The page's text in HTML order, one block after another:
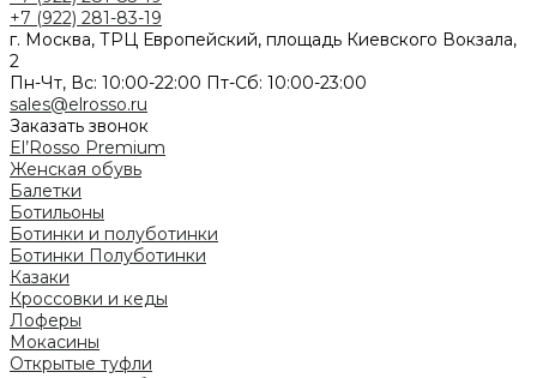
+7 (922) 281-83-19
г. Москва, ТРЦ Европейский, площадь Киевского Вокзала,
2
Пн-Чт, Вс: 10:00-22:00 Пт-Сб: 10:00-23:00
sales@elrosso.ru
Заказать звонок
El’Rosso Premium
Женская обувь
Балетки
Ботильоны
Ботинки и полуботинки
Ботинки Полуботинки
Казаки
Кроссовки и кеды
Лоферы
Мокасины
Открытые туфли